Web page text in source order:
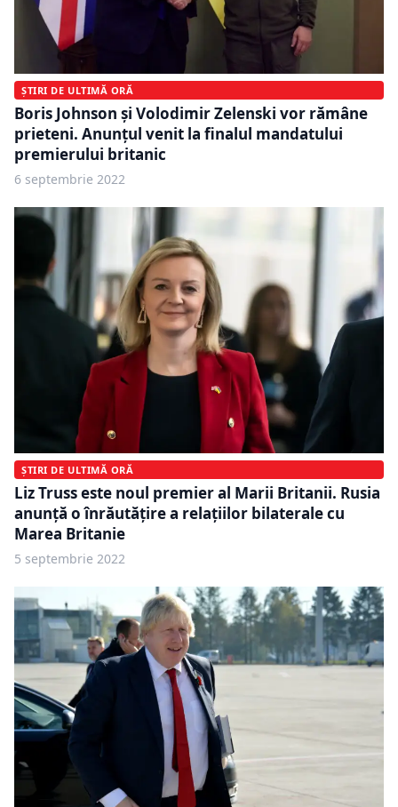
ȘTIRI DE ULTIMĂ ORĂ
Boris Johnson şi Volodimir Zelenski vor rămâne
prieteni. Anunțul venit la finalul mandatului
premierului britanic
6 septembrie 2022
ȘTIRI DE ULTIMĂ ORĂ
Liz Truss este noul premier al Marii Britanii. Rusia
anunță o înrăutățire a relațiilor bilaterale cu
Marea Britanie
5 septembrie 2022